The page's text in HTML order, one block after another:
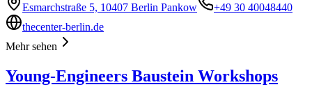
Esmarchstraße 5, 10407 Berlin Pankow
+49 30 40048440
thecenter-berlin.de
Mehr sehen
Young-Engineers Baustein Workshops